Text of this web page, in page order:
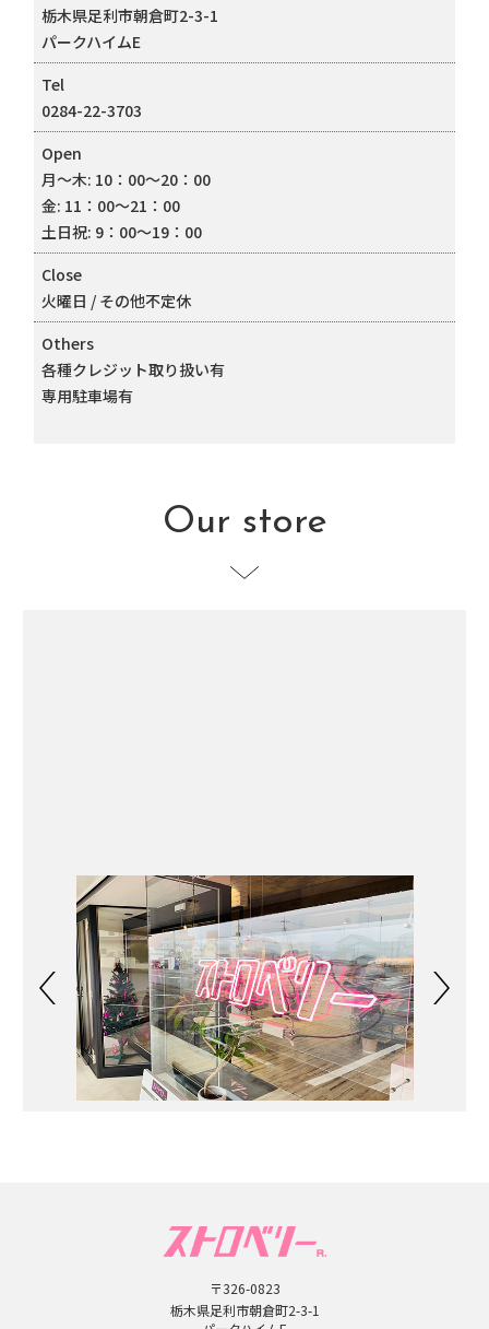
栃木県足利市朝倉町2-3-1
パークハイムE
Tel
0284-22-3703
Open
月～木: 10：00～20：00
金: 11：00～21：00
土日祝: 9：00～19：00
Close
火曜日 / その他不定休
Others
各種クレジット取り扱い有
専用駐車場有
Our store
〒326-0823
栃木県足利市朝倉町2-3-1